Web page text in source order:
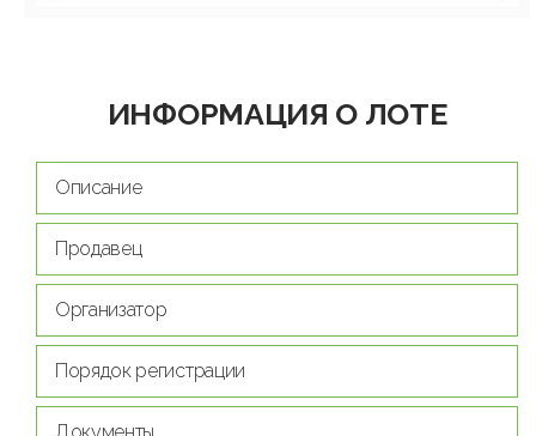
ИНФОРМАЦИЯ О ЛОТЕ
Описание
Продавец
Организатор
Порядок регистрации